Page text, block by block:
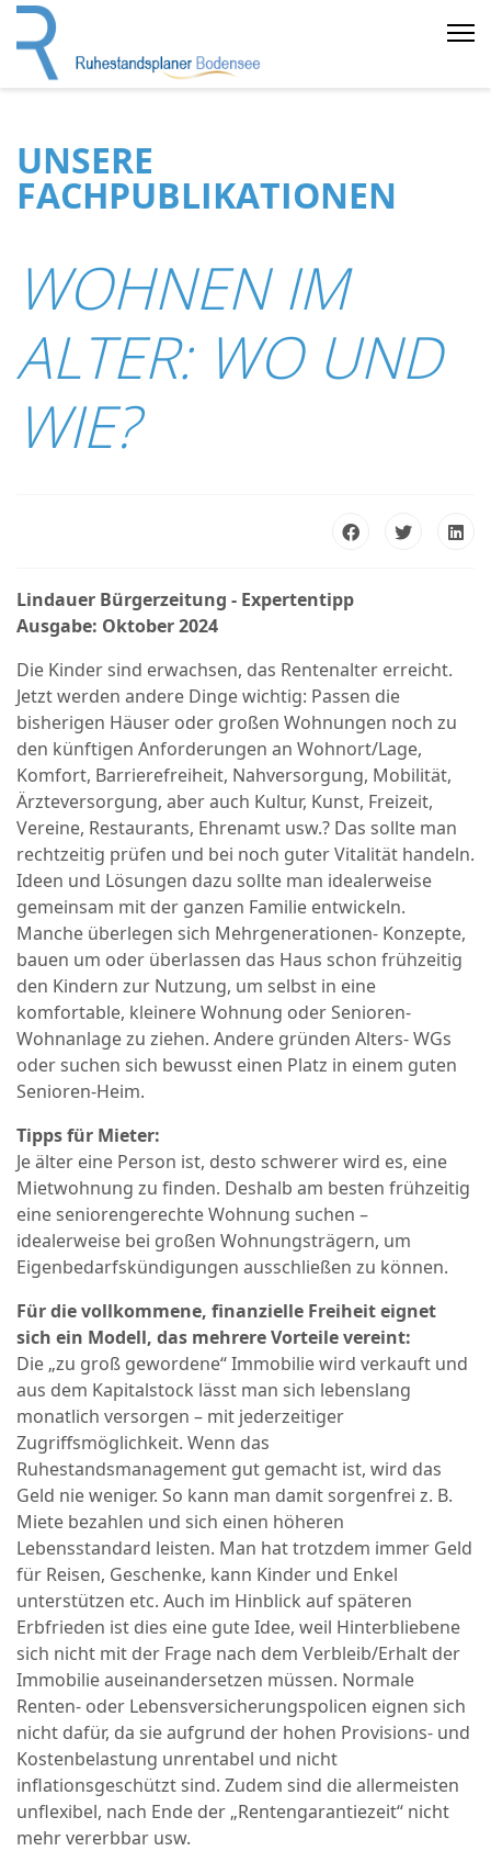
UNSERE
FACHPUBLIKATIONEN
WOHNEN IM
ALTER: WO UND
WIE?
Lindauer Bürgerzeitung - Expertentipp
Ausgabe: Oktober 2024
Die Kinder sind erwachsen, das Rentenalter erreicht.
Jetzt werden andere Dinge wichtig: Passen die
bisherigen Häuser oder großen Wohnungen noch zu
den künftigen Anforderungen an Wohnort/Lage,
Komfort, Barrierefreiheit, Nahversorgung, Mobilität,
Ärzteversorgung, aber auch Kultur, Kunst, Freizeit,
Vereine, Restaurants, Ehrenamt usw.? Das sollte man
rechtzeitig prüfen und bei noch guter Vitalität handeln.
Ideen und Lösungen dazu sollte man idealerweise
gemeinsam mit der ganzen Familie entwickeln.
Manche überlegen sich Mehrgenerationen- Konzepte,
bauen um oder überlassen das Haus schon frühzeitig
den Kindern zur Nutzung, um selbst in eine
komfortable, kleinere Wohnung oder Senioren-
Wohnanlage zu ziehen. Andere gründen Alters- WGs
oder suchen sich bewusst einen Platz in einem guten
Senioren-Heim.
Tipps für Mieter:
Je älter eine Person ist, desto schwerer wird es, eine
Mietwohnung zu finden. Deshalb am besten frühzeitig
eine seniorengerechte Wohnung suchen –
idealerweise bei großen Wohnungsträgern, um
Eigenbedarfskündigungen ausschließen zu können.
Für die vollkommene, finanzielle Freiheit eignet
sich ein Modell, das mehrere Vorteile vereint:
Die „zu groß gewordene“ Immobilie wird verkauft und
aus dem Kapitalstock lässt man sich lebenslang
monatlich versorgen – mit jederzeitiger
Zugriffsmöglichkeit. Wenn das
Ruhestandsmanagement gut gemacht ist, wird das
Geld nie weniger. So kann man damit sorgenfrei z. B.
Miete bezahlen und sich einen höheren
Lebensstandard leisten. Man hat trotzdem immer Geld
für Reisen, Geschenke, kann Kinder und Enkel
unterstützen etc. Auch im Hinblick auf späteren
Erbfrieden ist dies eine gute Idee, weil Hinterbliebene
sich nicht mit der Frage nach dem Verbleib/Erhalt der
Immobilie auseinandersetzen müssen. Normale
Renten- oder Lebensversicherungspolicen eignen sich
nicht dafür, da sie aufgrund der hohen Provisions- und
Kostenbelastung unrentabel und nicht
inflationsgeschützt sind. Zudem sind die allermeisten
unflexibel, nach Ende der „Rentengarantiezeit“ nicht
mehr vererbbar usw.